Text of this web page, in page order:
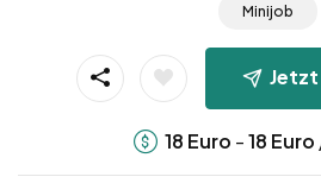
Minijob
18 Euro -18 Euro